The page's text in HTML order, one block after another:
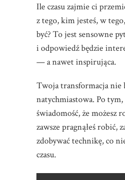
Ile czasu zajmie ci
z tego, kim jesteś, w
być? To jest sensowne
i odpowiedź będzie
— a nawet inspirująca.
Twoja transformacja nie
natychmiastowa. Po tym,
świadomość, że możesz
zawsze pragnąłeś robić,
zdobywać technikę, co
czasu.